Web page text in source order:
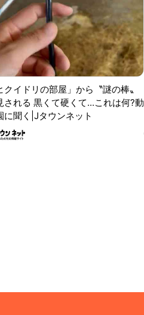
クイドリの部屋」から〝謎の棒〟
される 黒くて硬くて...これは何?動
に聞く|Jタウンネット